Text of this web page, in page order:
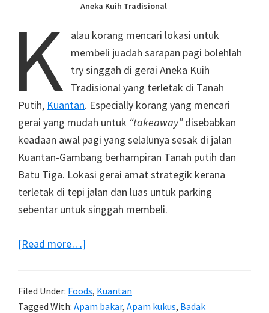
Aneka Kuih Tradisional
K alau korang mencari lokasi untuk
membeli juadah sarapan pagi bolehlah
try singgah di gerai Aneka Kuih
Tradisional yang terletak di Tanah
Putih, Kuantan. Especially korang yang mencari
gerai yang mudah untuk “takeaway”disebabkan
keadaan awal pagi yang selalunya sesak di jalan
Kuantan-Gambang berhampiran Tanah putih dan
Batu Tiga. Lokasi gerai amat strategik kerana
terletak di tepi jalan dan luas untuk parking
sebentar untuk singgah membeli.
[Read more…]
Tradisional
Filed Under: Foods, Kuantan
Tagged With: Apam bakar, Apam kukus, Badak